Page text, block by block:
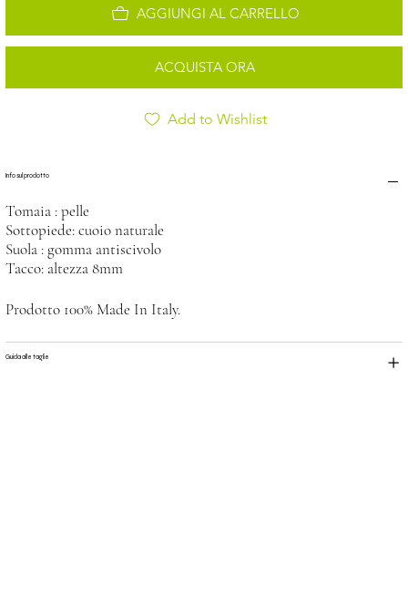
AGGIUNGI AL CARRELLO
ACQUISTA ORA
Add to Wishlist
Info sul prodotto
Tomaia : pelle
Sottopiede: cuoio naturale
Suola : gomma antiscivolo
Tacco: altezza 8mm
Prodotto 100% Made In Italy.
Guida alle taglie